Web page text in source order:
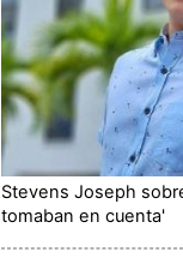
Stevens Joseph
tomaban en cuenta'